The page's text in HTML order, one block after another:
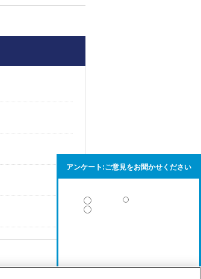
アンケート:ご意見をお聞かせください